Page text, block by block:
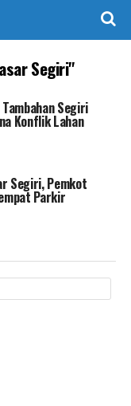
Segiri"
Segiri
Konflik Lahan
Segiri, Pemkot
Parkir